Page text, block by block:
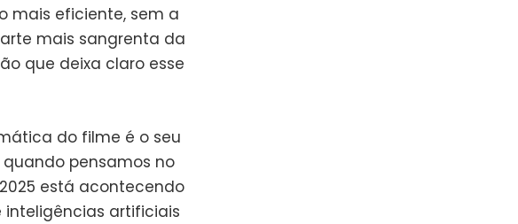
mais eficiente, sem a
mais sangrenta da
que deixa claro esse
do filme é o seu
pensamos no
está acontecendo
artificiais